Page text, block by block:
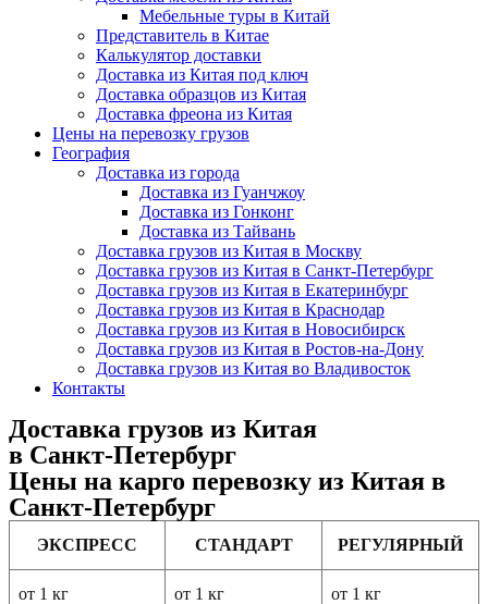
Мебельные туры в Китай
Представитель в Китае
Калькулятор доставки
Доставка из Китая под ключ
Доставка образцов из Китая
Доставка фреона из Китая
Цены на перевозку грузов
География
Доставка из города
Доставка из Гуанчжоу
Доставка из Гонконг
Доставка из Тайвань
Доставка грузов из Китая в Москву
Доставка грузов из Китая в Санкт-Петербург
Доставка грузов из Китая в Екатеринбург
Доставка грузов из Китая в Краснодар
Доставка грузов из Китая в Новосибирск
Доставка грузов из Китая в Ростов-на-Дону
Доставка грузов из Китая во Владивосток
Контакты
Доставка грузов из Китая
в Санкт-Петербург
Цены на карго перевозку из Китая в
Санкт-Петербург
ЭКСПРЕСС СТАНДАРТ РЕГУЛЯРНЫЙ
от 1 кг от 1 кг от 1 кг